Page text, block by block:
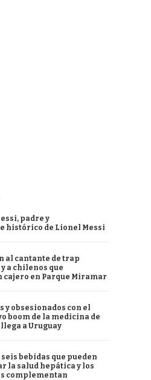
padre y
histórico de Lionel Messi
al cantante de trap
a chilenos que
cajero en Parque Miramar
y obsesionados con el
boom de la medicina de
a Uruguay
bebidas que pueden
la salud hepática y los
complementan